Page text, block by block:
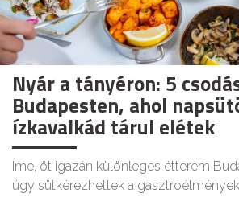
Nyár a tányéron: 5
Budapesten, ahol
ízkavalkád tárul elétek
Íme, öt igazán különleges étterem
úgy sütkérezhettek a